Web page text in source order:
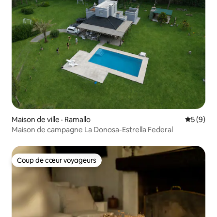
Maison de ville · Ramallo Note
5 (9)
Maison de campagne La Donosa-Estrella Federal
Coup de cœur voyageurs
Coup de cœur voyageurs